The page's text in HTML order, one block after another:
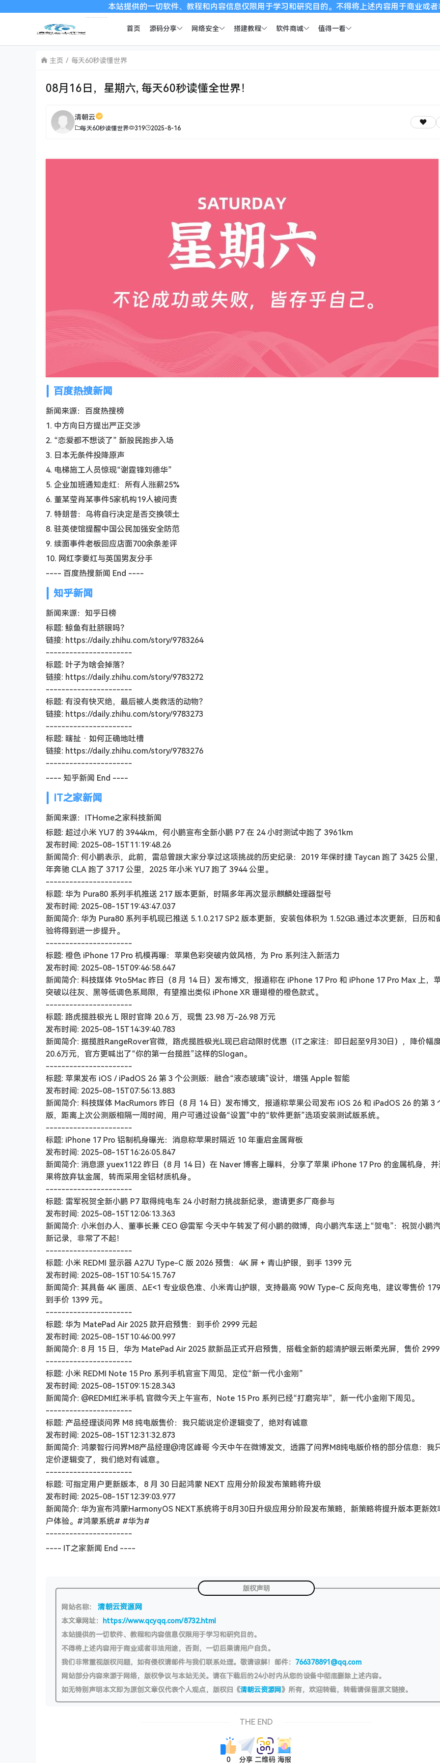
本站提供的一切软件、教程和内容信息仅限用于学习和研究目的。不得将上述内容用于商业或者非法用途
首页 源码分享 网络安全 搭建教程 软件商城 值得一看
主页 每天60秒读懂世界
08月16日，星期六, 每天60秒读懂全世界！
清朝云
每天60秒读懂世界 319 2025-8-16
百度热搜新闻
新闻来源：百度热搜榜
1. 中方向日方提出严正交涉
2. “恋爱都不想谈了” 新股民跑步入场
3. 日本无条件投降原声
4. 电梯施工人员惊现“谢霆锋刘德华”
5. 企业加班通知走红：所有人涨薪25%
6. 董某莹肖某事件5家机构19人被问责
7. 特朗普：乌将自行决定是否交换领土
8. 驻英使馆提醒中国公民加强安全防范
9. 续面事件老板回应店面700余条差评
10. 网红李要红与英国男友分手
---- 百度热搜新闻 End ----
知乎新闻
新闻来源：知乎日榜
标题: 鲸鱼有肚脐眼吗？
链接: https://daily.zhihu.com/story/9783264
----------------------
标题: 叶子为啥会掉落？
链接: https://daily.zhihu.com/story/9783272
----------------------
标题: 有没有快灭绝，最后被人类救活的动物？
链接: https://daily.zhihu.com/story/9783273
----------------------
标题: 瞎扯 · 如何正确地吐槽
链接: https://daily.zhihu.com/story/9783276
----------------------
---- 知乎新闻 End ----
IT之家新闻
新闻来源：ITHome之家科技新闻
标题: 超过小米 YU7 的 3944km，何小鹏宣布全新小鹏 P7 在 24 小时测试中跑了 3961km
发布时间: 2025-08-15T11:19:48.26
新闻简介: 何小鹏表示，此前，雷总曾跟大家分享过这项挑战的历史纪录：2019 年保时捷 Taycan 跑了 3425 公里
年奔驰 CLA 跑了 3717 公里，2025 年小米 YU7 跑了 3944 公里。
----------------------
标题: 华为 Pura80 系列手机推送 217 版本更新，时隔多年再次显示麒麟处理器型号
发布时间: 2025-08-15T19:43:47.037
新闻简介: 华为 Pura80 系列手机现已推送 5.1.0.217 SP2 版本更新，安装包体积为 1.52GB.通过本次更新，日历和
验将得到进一步提升。
----------------------
标题: 橙色 iPhone 17 Pro 机模再曝：苹果色彩突破内敛风格，为 Pro 系列注入新活力
发布时间: 2025-08-15T09:46:58.647
新闻简介: 科技媒体 9to5Mac 昨日（8 月 14 日）发布博文，报道称在 iPhone 17 Pro 和 iPhone 17 Pro Max 上，
突破以往灰、黑等低调色系局限，有望推出类似 iPhone XR 珊瑚橙的橙色款式。
----------------------
标题: 路虎揽胜极光 L 限时官降 20.6 万，现售 23.98 万-26.98 万元
发布时间: 2025-08-15T14:39:40.783
新闻简介: 据揽胜RangeRover官微，路虎揽胜极光L现已启动限时优惠（IT之家注：即日起至9月30日），降价幅
20.6万元，官方更喊出了“你的第一台揽胜”这样的Slogan。
----------------------
标题: 苹果发布 iOS / iPadOS 26 第 3 个公测版：融合“液态玻璃”设计，增强 Apple 智能
发布时间: 2025-08-15T07:56:13.883
新闻简介: 科技媒体 MacRumors 昨日（8 月 14 日）发布博文，报道称苹果公司发布 iOS 26 和 iPadOS 26 的第 3
版，距离上次公测版相隔一周时间，用户可通过设备“设置”中的“软件更新”选项安装测试版系统。
----------------------
标题: iPhone 17 Pro 铝制机身曝光：消息称苹果时隔近 10 年重启金属背板
发布时间: 2025-08-15T16:26:05.847
新闻简介: 消息源 yuex1122 昨日（8 月 14 日）在 Naver 博客上曝料，分享了苹果 iPhone 17 Pro 的金属机身，
果将放弃钛金属，转而采用全铝材质机身。
----------------------
标题: 雷军祝贺全新小鹏 P7 取得纯电车 24 小时耐力挑战新纪录，邀请更多厂商参与
发布时间: 2025-08-15T12:06:13.363
新闻简介: 小米创办人、董事长兼 CEO @雷军 今天中午转发了何小鹏的微博，向小鹏汽车送上“贺电”：祝贺小鹏
新记录，非常了不起！
----------------------
标题: 小米 REDMI 显示器 A27U Type-C 版 2026 预售：4K 屏 + 青山护眼，到手 1399 元
发布时间: 2025-08-15T10:54:15.767
新闻简介: 其具备 4K 画质、ΔE<1 专业级色准、小米青山护眼，支持最高 90W Type-C 反向充电，建议零售价
到手价 1399 元。
----------------------
标题: 华为 MatePad Air 2025 款开启预售：到手价 2999 元起
发布时间: 2025-08-15T10:46:00.997
新闻简介: 8 月 15 日，华为 MatePad Air 2025 款新品正式开启预售，搭载全新的超清护眼云晰柔光屏，售价
----------------------
标题: 小米 REDMI Note 15 Pro 系列手机官宣下周见，定位“新一代小金刚”
发布时间: 2025-08-15T09:15:28.343
新闻简介: @REDMI红米手机 官微今天上午宣布，Note 15 Pro 系列已经“打磨完毕”，新一代小金刚下周见。
----------------------
标题: 产品经理谈问界 M8 纯电版售价：我只能说定价逻辑变了，绝对有诚意
发布时间: 2025-08-15T12:31:32.873
新闻简介: 鸿蒙智行问界M8产品经理@湾区峰哥 今天中午在微博发文，透露了问界M8纯电版价格的部分信息：我
定价逻辑变了，我们绝对有诚意。
----------------------
标题: 可指定用户更新版本，8 月 30 日起鸿蒙 NEXT 应用分阶段发布策略将升级
发布时间: 2025-08-15T12:39:03.977
新闻简介: 华为宣布鸿蒙HarmonyOS NEXT系统将于8月30日升级应用分阶段发布策略，新策略将提升版本更新效
户体验。#鸿蒙系统# #华为#
----------------------
---- IT之家新闻 End ----
版权声明
网站名称： 清朝云资源网
本文章网址： https://www.qcyqq.com/8732.html
本站提供的一切软件、教程和内容信息仅限用于学习和研究目的。
不得将上述内容用于商业或者非法用途，否则，一切后果请用户自负。
我们非常重视版权问题，如有侵权请邮件与我们联系处理。敬请谅解！邮件： 766378891@qq.com
网站部分内容来源于网络，版权争议与本站无关。请在下载后的24小时内从您的设备中彻底删除上述内容。
如无特别声明本文即为原创文章仅代表个人观点，版权归《清朝云资源网》所有，欢迎转载，转载请保留原文链接。
THE END
0 分享 二维码 海报